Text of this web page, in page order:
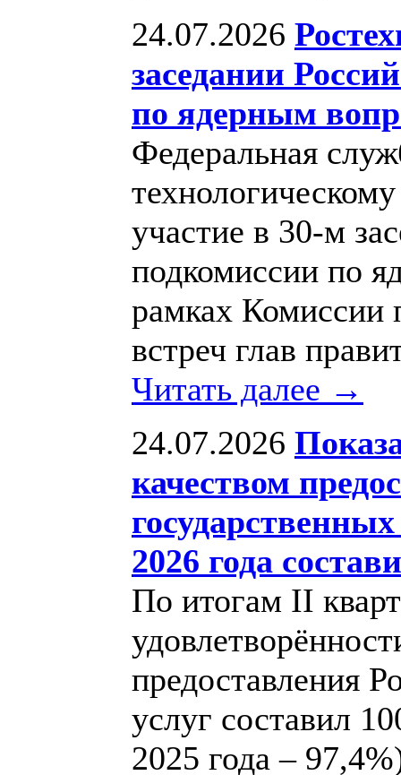
24.07.2026
заседании
по ядерным
Федеральная
участие в 30-м
подкомиссии по
рамках Комиссии
встреч глав
Читать далее →
24.07.2026
качеством
2026 года
По итогам II
предоставления
услуг составил
2025 года –